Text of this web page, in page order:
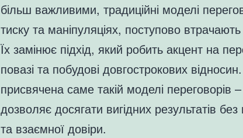
більш важливими, традиційні моделі
тиску та маніпуляціях, поступово
Їх замінює підхід, який робить акцент на
повазі та побудові довгострокових
присвячена саме такій моделі переговорів
дозволяє досягати вигідних результатів
та взаємної довіри.